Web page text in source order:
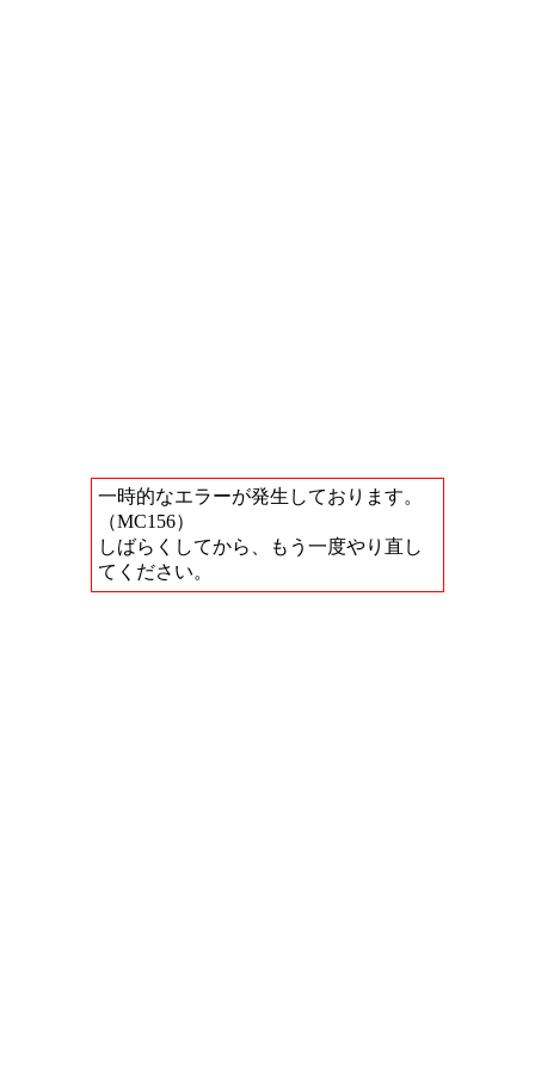
一時的なエラーが発生しております。
（MC156）
しばらくしてから、もう一度やり直し
てください。